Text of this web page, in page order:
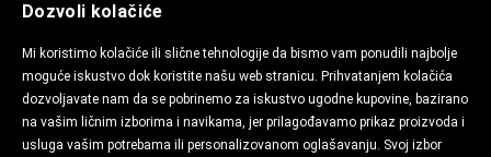
Dozvoli kolačiće
Mi koristimo kolačiće ili slične tehnologije da bismo vam ponudili najbolje
moguće iskustvo dok koristite našu web stranicu. Prihvatanjem kolačića
dozvoljavate nam da se pobrinemo za iskustvo ugodne kupovine, bazirano
na vašim ličnim izborima i navikama, jer prilagođavamo prikaz proizvoda i
usluga vašim potrebama ili personalizovanom oglašavanju. Svoj izbor